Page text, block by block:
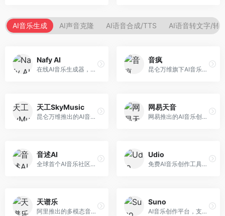
AI音乐生成 AI声音克隆 AI语音合成/TTS AI语音转文字/转
Nafy AI
在线AI音乐生成器，专注于快速音乐创作。面向内容创作者，支持多种风格音乐生成，操作简便，生成速度快，适合快速配乐需求。
音疯
昆仑万维旗下AI音乐创作平台，专注于音乐内容生成。面向音乐爱好者和内容创作者，提供多种风格音乐生成，操作简便，创作速度快。
天工SkyMusic
昆仑万维推出的AI音乐创作平台，基于天工大模型。面向音乐创作者，支持歌词生成、旋律创作、音乐编曲等服务，中文音乐创作能力强。
网易天音
网易推出的AI音乐创作工具，支持作词、作曲与编曲。面向音乐爱好者和独立音乐人，提供歌词生成、旋律创作、编曲制作等服务，与网易云音乐生态深度整合。
音述AI
全球首个AI音乐社区平台，整合创作与分享功能。面向音乐创作者和爱好者，提供音乐创作、作品分享、社区交流等服务，社区氛围活跃。
Udio
免费AI音乐创作工具，专注于高质量音乐生成。面向音乐创作者和内容制作者，支持多种音乐风格生成，音质专业，创作自由度高，适合专业音乐制作场景。
天谱乐
阿里推出的多模态音乐生成平台，整合音频与文本理解能力。面向内容创作者，支持歌词生成、旋律创作、音乐编辑等服务，与阿里生态深度整合。
Suno
AI音乐创作平台，支持通过文字描述生成完整歌曲，包含歌词、旋律和人声。面向音乐爱好者、内容创作者和独立音乐人，操作门槛低，创作速度快，支持多种音乐风格，为音乐创作带来全新可能。